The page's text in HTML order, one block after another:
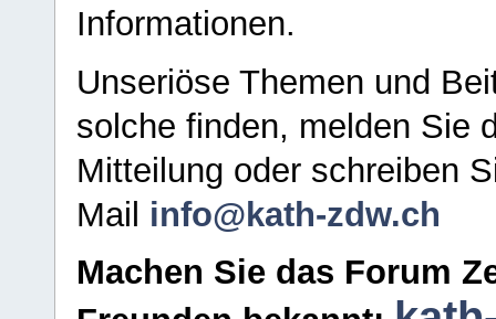
Informationen.
Unseriöse Themen und
solche finden, melden Sie
Mitteilung oder schreiben
Mail info@kath-zdw.ch
Machen Sie das Forum